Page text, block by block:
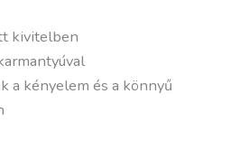
kivitelben
a kényelem és a könnyű